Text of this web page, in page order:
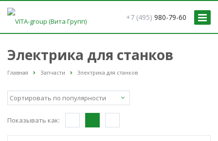
+7 (495) 980-79-60
Электрика для станков
Главная Запчасти Электрика для станков
Показывать как: